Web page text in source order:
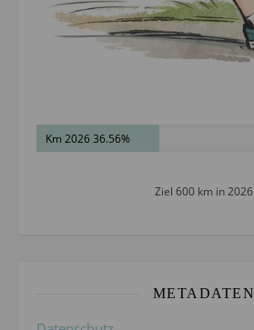
Km 2026 36.56%
Ziel 600 km in 2026
METADATEN